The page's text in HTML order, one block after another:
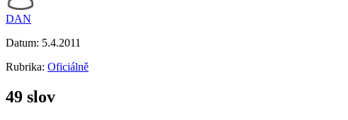
DAN
Datum: 5.4.2011
Rubrika: Oficiálně
49 slov